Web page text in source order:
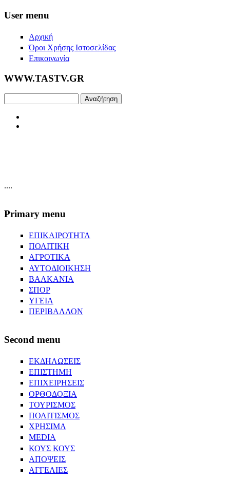
Skip to main content
User menu
Αρχική
Όροι Χρήσης Ιστοσελίδας
Επικοινωνία
WWW.TASTV.GR
....
Primary menu
ΕΠΙΚΑΙΡΟΤΗΤΑ
ΠΟΛΙΤΙΚΗ
ΑΓΡΟΤΙΚΑ
ΑΥΤΟΔΙΟΙΚΗΣΗ
ΒΑΛΚΑΝΙΑ
ΣΠΟΡ
ΥΓΕΙΑ
ΠΕΡΙΒΑΛΛΟΝ
Second menu
ΕΚΔΗΛΩΣΕΙΣ
ΕΠΙΣΤΗΜΗ
ΕΠΙΧΕΙΡΗΣΕΙΣ
ΟΡΘΟΔΟΞΙΑ
ΤΟΥΡΙΣΜΟΣ
ΠΟΛΙΤΙΣΜΟΣ
ΧΡΗΣΙΜΑ
MEDIA
ΚΟΥΣ ΚΟΥΣ
ΑΠΟΨΕΙΣ
ΑΓΓΕΛΙΕΣ